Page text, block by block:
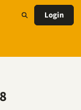
Login